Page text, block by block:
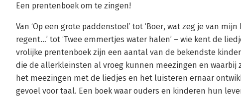
Een prentenboek om te zingen!
Van ‘Op een grote paddenstoel’ tot ‘Boer, wat zeg je van
regent…’ tot ‘Twee emmertjes water halen’ – wie kent de
vrolijke prentenboek zijn een aantal van de bekendste
die de allerkleinsten al vroeg kunnen meezingen en waarbij
het meezingen met de liedjes en het luisteren ernaar
gevoel voor taal. Een boek waar ouders en kinderen hun